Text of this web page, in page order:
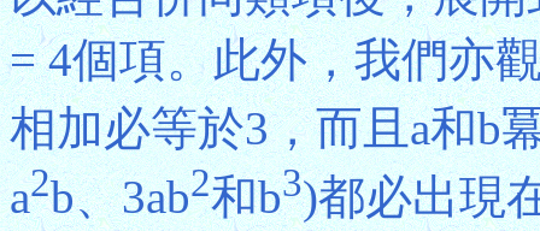
= 4個項。此外，我們亦
相加必等於3，而且a和b
a2b、3ab2和b3)都必出現